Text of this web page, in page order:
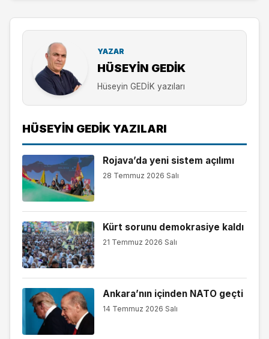
YAZAR
HÜSEYIN GEDİK
Hüseyin GEDİK yazıları
HÜSEYIN GEDİK YAZILARI
Rojava’da yeni sistem açılımı
28 Temmuz 2026 Salı
Kürt sorunu demokrasiye kaldı
21 Temmuz 2026 Salı
Ankara’nın içinden NATO geçti
14 Temmuz 2026 Salı